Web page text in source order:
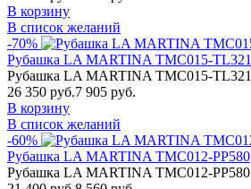
В корзину
В список желаний
-70%
Рубашка LA MARTINA TMC015-TL321
Рубашка LA MARTINA TMC015-TL321
26 350 руб.7 905 руб.
В корзину
В список желаний
-60%
Рубашка LA MARTINA TMC012-PP580
Рубашка LA MARTINA TMC012-PP580